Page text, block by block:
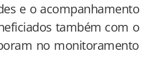
e o acompanhamento
também com o
no monitoramento